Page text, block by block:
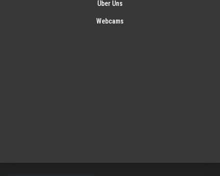
Über Uns
Webcams